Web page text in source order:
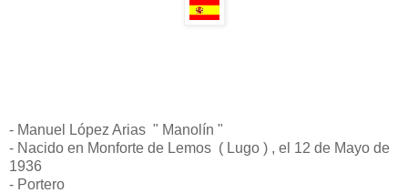
- Manuel López Arias " Manolín "
- Nacido en Monforte de Lemos ( Lugo ) , el 12 de Mayo de
1936
- Portero